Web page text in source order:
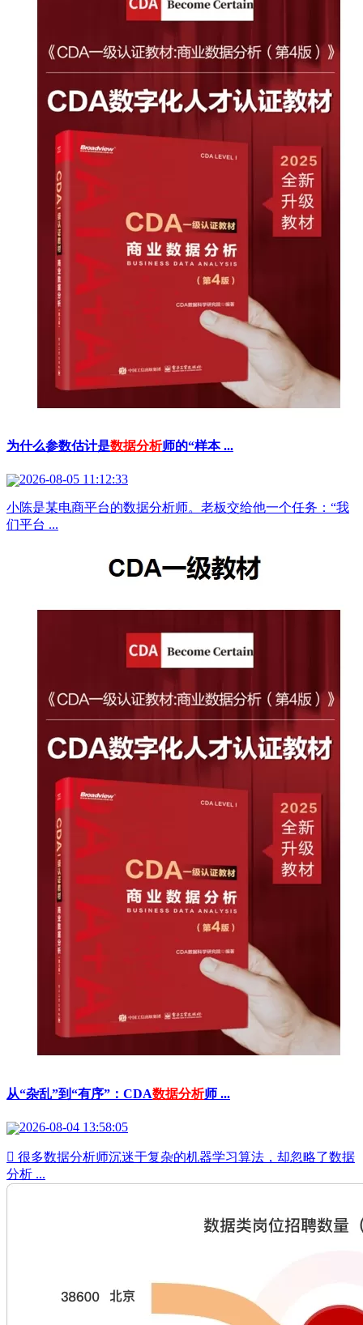
为什么参数估计是数据分析师的“样本 ...
2026-08-05 11:12:33
小陈是某电商平台的数据分析师。老板交给他一个任务：“我
们平台 ...
从“杂乱”到“有序”：CDA数据分析师 ...
2026-08-04 13:58:05
 很多数据分析师沉迷于复杂的机器学习算法，却忽略了数据
分析 ...